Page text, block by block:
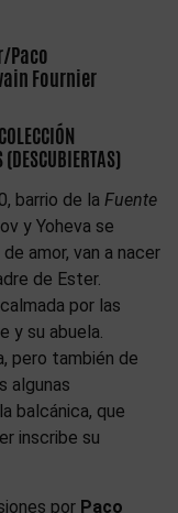
Paco
Fournier
(DESCUBIERTAS)
barrio de la Fuente
y Yoheva se
amor, van a nacer
de Ester.
por las
y su abuela.
pero también de
algunas
balcánica, que
inscribe su
por Paco